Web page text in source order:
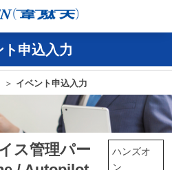
ト申込入力
イベント申込入力
ハンズオ
ン
ス管理パー